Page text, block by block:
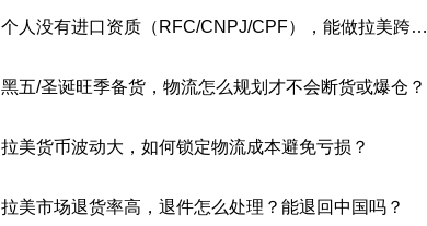
个人没有进口资质（RFC/CNPJ/CPF），能做拉美跨境电商吗？
黑五/圣诞旺季备货，物流怎么规划才不会断货或爆仓？
拉美货币波动大，如何锁定物流成本避免亏损？
拉美市场退货率高，退件怎么处理？能退回中国吗？